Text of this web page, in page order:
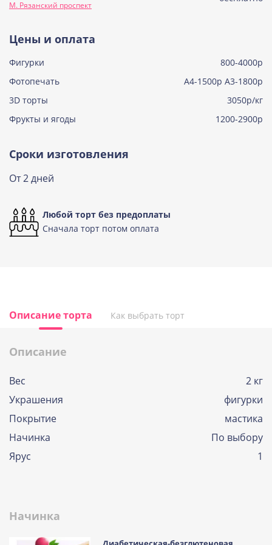
Узнать подробнее о начинке
М. Рязанский проспект
Цены и оплата
Фигурки
800-4000р
Фотопечать
А4-1500р А3-1800р
3D торты
3050р/кг
Фрукты и ягоды
1200-2900р
Сроки изготовления
От 2 дней
Любой торт без предоплаты
Сначала торт потом оплата
Описание торта Как выбрать торт
Описание
Вес
2 кг
Украшения
фигурки
Покрытие
мастика
Начинка
По выбору
Ярус
1
Начинка